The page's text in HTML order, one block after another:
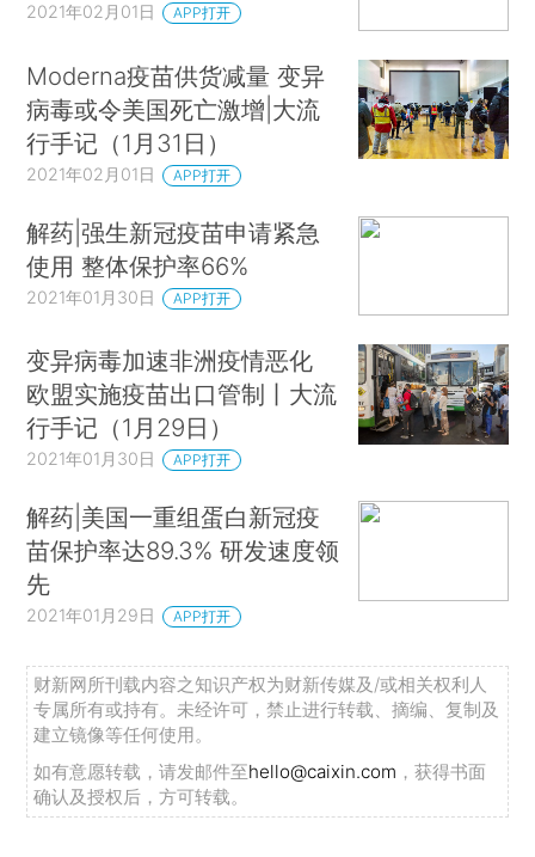
2021年02月01日 APP打开
Moderna疫苗供货减量 变异
病毒或令美国死亡激增|大流
行手记（1月31日）
2021年02月01日 APP打开
解药|强生新冠疫苗申请紧急
使用 整体保护率66%
2021年01月30日 APP打开
变异病毒加速非洲疫情恶化
欧盟实施疫苗出口管制丨大流
行手记（1月29日）
2021年01月30日 APP打开
解药|美国一重组蛋白新冠疫
苗保护率达89.3% 研发速度领
先
2021年01月29日 APP打开
财新网所刊载内容之知识产权为财新传媒及/或相关权利人
专属所有或持有。未经许可，禁止进行转载、摘编、复制及
建立镜像等任何使用。
如有意愿转载，请发邮件至hello@caixin.com ，获得书面
确认及授权后，方可转载。